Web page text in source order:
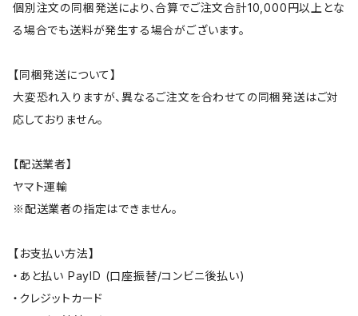
個別注文の同梱発送により、合算でご注文合計10,000円以上とな
る場合でも送料が発生する場合がございます。
【同梱発送について】
大変恐れ入りますが、異なるご注文を合わせての同梱発送はご対
応しておりません。
【配送業者】
ヤマト運輸
※配送業者の指定はできません。
【お支払い方法】
・あと払い PayID (口座振替/コンビニ後払い)
・クレジットカード